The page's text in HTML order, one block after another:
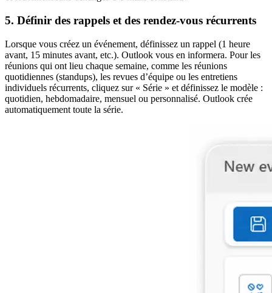
5. Définir des rappels et des rendez-vous récurrents
Lorsque vous créez un événement, définissez un rappel (1 heure
avant, 15 minutes avant, etc.). Outlook vous en informera. Pour les
réunions qui ont lieu chaque semaine, comme les réunions
quotidiennes (standups), les revues d’équipe ou les entretiens
individuels récurrents, cliquez sur « Série » et définissez le modèle :
quotidien, hebdomadaire, mensuel ou personnalisé. Outlook crée
automatiquement toute la série.